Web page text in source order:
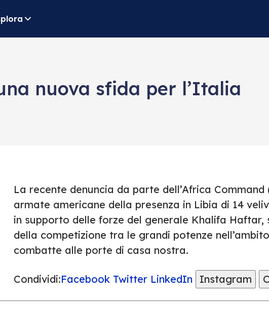
nuova sfida per l’Italia
La recente denuncia da parte dell’Africa
armate americane della presenza in Libia di 14
in supporto delle forze del generale Khalifa
della competizione tra le grandi potenze
combatte alle porte di casa nostra.
Condividi:Facebook Twitter LinkedIn Instagram